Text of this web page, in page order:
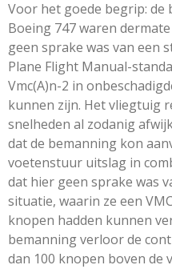
Voor het goede begrip: de
Boeing 747 waren
geen sprake was van een
Plane Flight Manual-
Vmc(A)n-2 in
kunnen zijn. Het vliegtuig
snelheden al zodanig
dat de bemanning kon
voetenstuur uitslag in
dat hier geen sprake was
situatie, waarin ze een
knopen hadden kunnen
bemanning verloor de
dan 100 knopen boven de